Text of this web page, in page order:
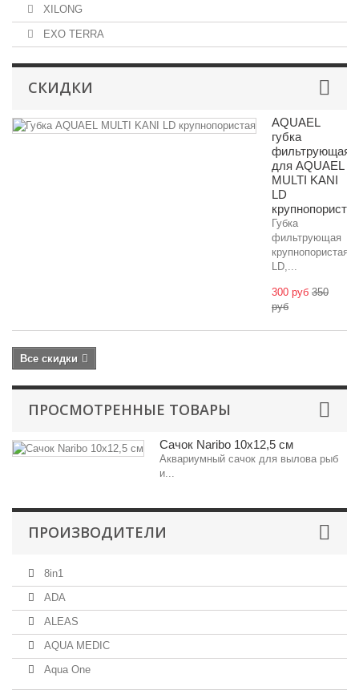
XILONG
EXO TERRA
СКИДКИ
AQUAEL
губка
фильтрующая
для AQUAEL
MULTI KANI
LD
крупнопористая
Губка
фильтрующая
крупнопористая
LD,...
300 руб 350
руб
Все скидки
ПРОСМОТРЕННЫЕ ТОВАРЫ
Сачок Naribo 10x12,5 см
Аквариумный сачок для вылова рыб
и...
ПРОИЗВОДИТЕЛИ
8in1
ADA
ALEAS
AQUA MEDIC
Aqua One